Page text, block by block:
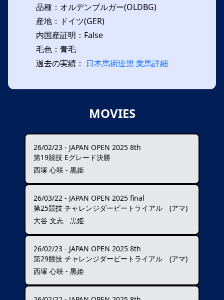
品種：オルデンブルガー(OLDBG)
産地：ドイツ(GER)
内国産証明：False
毛色：青毛
過去の実績： 日本馬術連盟 乗馬詳細
MOVIES
26/02/23 - JAPAN OPEN 2025 8th
第19競技 Eグレード決勝
西塚 心咲 - 黒姫
26/03/22 - JAPAN OPEN 2025 final
第25競技 チャレンジダービートライアル (アマ)
大谷 文志 - 黒姫
26/02/23 - JAPAN OPEN 2025 8th
第29競技 チャレンジダービートライアル (アマ)
西塚 心咲 - 黒姫